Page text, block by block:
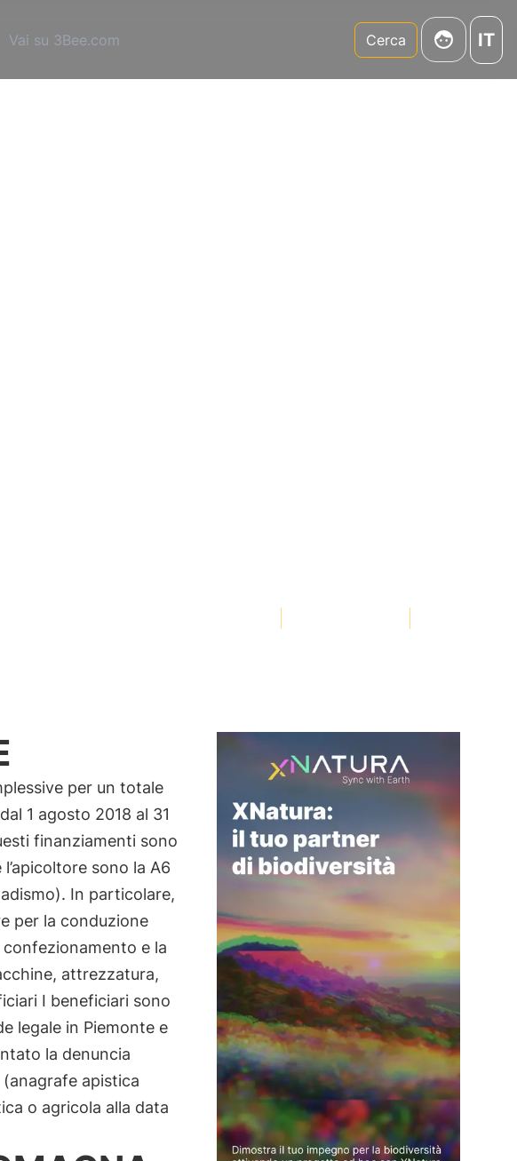
Vai su 3Bee.com Cerca IT
per un totale
1 agosto 2018 al 31
finanziamenti sono
sono la A6
In particolare,
per la conduzione
e la
attrezzatura,
I beneficiari sono
legale in Piemonte e
la denuncia
(anagrafe apistica
o agricola alla data